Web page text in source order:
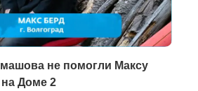
не помогли Максу
на Доме 2